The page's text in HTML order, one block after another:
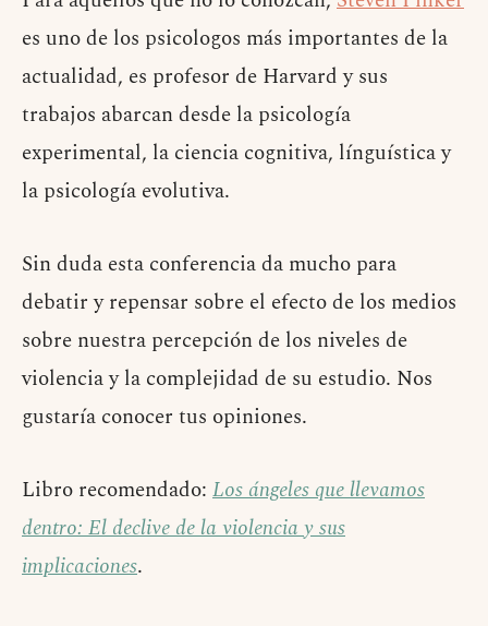
es uno de los psicologos más importantes de la
actualidad, es profesor de Harvard y sus
trabajos abarcan desde la psicología
experimental, la ciencia cognitiva, línguística y
la psicología evolutiva.
Sin duda esta conferencia da mucho para
debatir y repensar sobre el efecto de los medios
sobre nuestra percepción de los niveles de
violencia y la complejidad de su estudio. Nos
gustaría conocer tus opiniones.
Libro recomendado: Los ángeles que llevamos
dentro: El declive de la violencia y sus
implicaciones.